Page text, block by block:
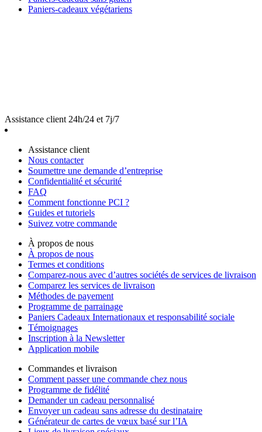
Paniers-cadeaux végétariens
Assistance client 24h/24 et 7j/7
Assistance client
Nous contacter
Soumettre une demande d’entreprise
Confidentialité et sécurité
FAQ
Comment fonctionne PCI ?
Guides et tutoriels
Suivez votre commande
À propos de nous
À propos de nous
Termes et conditions
Comparez-nous avec d’autres sociétés de services de livraison
Comparez les services de livraison
Méthodes de payement
Programme de parrainage
Paniers Cadeaux Internationaux et responsabilité sociale
Témoignages
Inscription à la Newsletter
Application mobile
Commandes et livraison
Comment passer une commande chez nous
Programme de fidélité
Demander un cadeau personnalisé
Envoyer un cadeau sans adresse du destinataire
Générateur de cartes de vœux basé sur l’IA